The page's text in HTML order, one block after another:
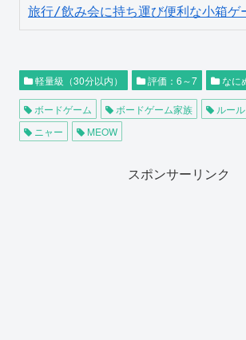
旅行/飲み会に持ち運び便利な小箱ゲ
軽量級（30分以内） 評価：6～7 なに
ボードゲーム ボードゲーム家族 ルール
ニャー
MEOW
スポンサーリンク